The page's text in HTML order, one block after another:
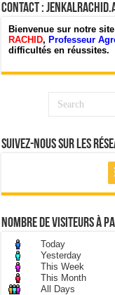
Contact :
Bienvenue sur notre
RACHID,Professeur
difficultés en réussites.
Suivez-nous sur les
nombre de visiteurs à
Today
Yesterday
This Week
This Month
All Days